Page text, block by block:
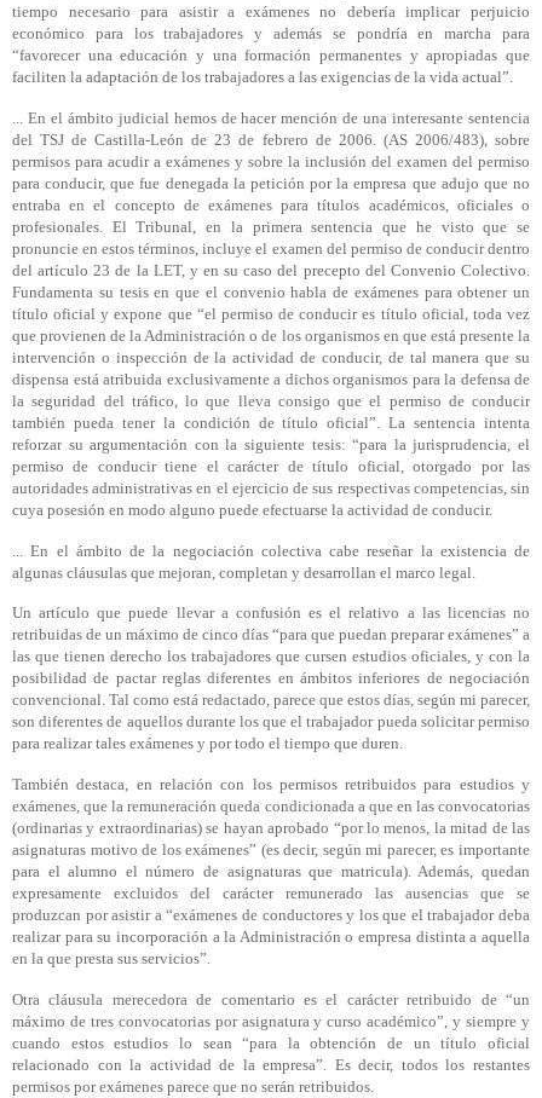
tiempo necesario para asistir a exámenes no debería implicar perjuicio
económico para los trabajadores y además se pondría en marcha para
“favorecer una educación y una formación permanentes y apropiadas que
faciliten la adaptación de los trabajadores a las exigencias de la vida actual”.
... En el ámbito judicial hemos de hacer mención de una interesante sentencia
del TSJ de Castilla-León de 23 de febrero de 2006. (AS 2006/483), sobre
permisos para acudir a exámenes y sobre la inclusión del examen del permiso
para conducir, que fue denegada la petición por la empresa que adujo que no
entraba en el concepto de exámenes para títulos académicos, oficiales o
profesionales. El Tribunal, en la primera sentencia que he visto que se
pronuncie en estos términos, incluye el examen del permiso de conducir dentro
del artículo 23 de la LET, y en su caso del precepto del Convenio Colectivo.
Fundamenta su tesis en que el convenio habla de exámenes para obtener un
título oficial y expone que “el permiso de conducir es título oficial, toda vez
que provienen de la Administración o de los organismos en que está presente la
intervención o inspección de la actividad de conducir, de tal manera que su
dispensa está atribuida exclusivamente a dichos organismos para la defensa de
la seguridad del tráfico, lo que lleva consigo que el permiso de conducir
también pueda tener la condición de título oficial”. La sentencia intenta
reforzar su argumentación con la siguiente tesis: “para la jurisprudencia, el
permiso de conducir tiene el carácter de título oficial, otorgado por las
autoridades administrativas en el ejercicio de sus respectivas competencias, sin
cuya posesión en modo alguno puede efectuarse la actividad de conducir.
... En el ámbito de la negociación colectiva cabe reseñar la existencia de
algunas cláusulas que mejoran, completan y desarrollan el marco legal.
Un artículo que puede llevar a confusión es el relativo a las licencias no
retribuidas de un máximo de cinco días “para que puedan preparar exámenes” a
las que tienen derecho los trabajadores que cursen estudios oficiales, y con la
posibilidad de pactar reglas diferentes en ámbitos inferiores de negociación
convencional. Tal como está redactado, parece que estos días, según mi parecer,
son diferentes de aquellos durante los que el trabajador pueda solicitar permiso
para realizar tales exámenes y por todo el tiempo que duren.
También destaca, en relación con los permisos retribuidos para estudios y
exámenes, que la remuneración queda condicionada a que en las convocatorias
(ordinarias y extraordinarias) se hayan aprobado “por lo menos, la mitad de las
asignaturas motivo de los exámenes” (es decir, según mi parecer, es importante
para el alumno el número de asignaturas que matricula). Además, quedan
expresamente excluidos del carácter remunerado las ausencias que se
produzcan por asistir a “exámenes de conductores y los que el trabajador deba
realizar para su incorporación a la Administración o empresa distinta a aquella
en la que presta sus servicios”.
Otra cláusula merecedora de comentario es el carácter retribuido de “un
máximo de tres convocatorias por asignatura y curso académico”, y siempre y
cuando estos estudios lo sean “para la obtención de un título oficial
relacionado con la actividad de la empresa”. Es decir, todos los restantes
permisos por exámenes parece que no serán retribuidos.